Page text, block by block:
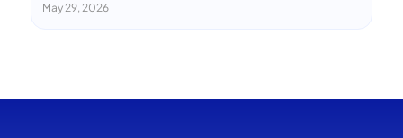
May 29, 2026